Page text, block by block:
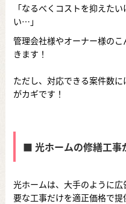
「なるべくコストを抑えた
い…」
管理会社様やオーナー様の
きます！
ただし、対応できる案件数
がカギです！
■ 光ホームの修繕工事
光ホームは、大手のように
要な工事だけを適正価格で提